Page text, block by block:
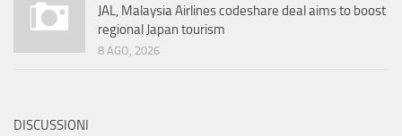
JAL, Malaysia Airlines codeshare deal aims to boost
regional Japan tourism
8 AGO, 2026
DISCUSSIONI